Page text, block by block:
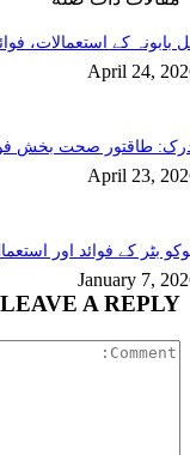
بابونہ کے استعمالات،
April 24,
طاقتور صحت بخش
April 23,
بٹر کے فوائد اور
January 7,
LEAVE A REPLY